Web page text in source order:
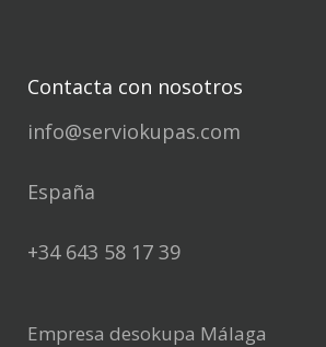
Contacta con nosotros
info@serviokupas.com
España
+34 643 58 17 39
Empresa desokupa Málaga